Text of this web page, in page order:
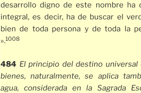
desarrollo digno de este nombre ha
integral, es decir, ha de buscar el
bien de toda persona y de toda la
».1008
484 El principio del destino universal
bienes, naturalmente, se aplica
agua, considerada en la Sagrada